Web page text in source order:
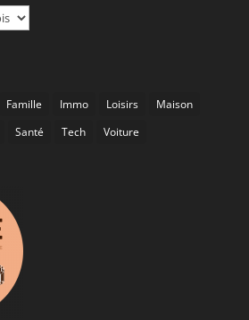
Famille Immo Loisirs
Maison
Santé Tech Voiture